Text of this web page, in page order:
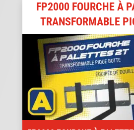
FP2000 FOURCHE À
TRANSFORMABLE